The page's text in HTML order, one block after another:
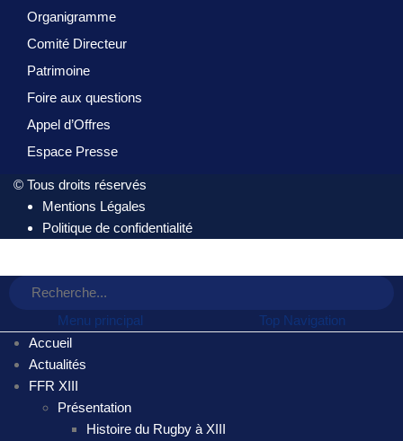
Organigramme
Comité Directeur
Patrimoine
Foire aux questions
Appel d’Offres
Espace Presse
© Tous droits réservés
Mentions Légales
Politique de confidentialité
Menu principal
Top Navigation
Accueil
Actualités
FFR XIII
Présentation
Histoire du Rugby à XIII